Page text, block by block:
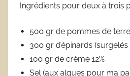
Ingrédients pour deux à trois
500 gr de pommes de terre
300 gr d’épinards
100 gr de crème 12%
Sel (aux algues pour ma